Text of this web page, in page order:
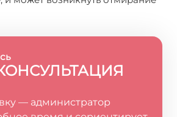
— администратор